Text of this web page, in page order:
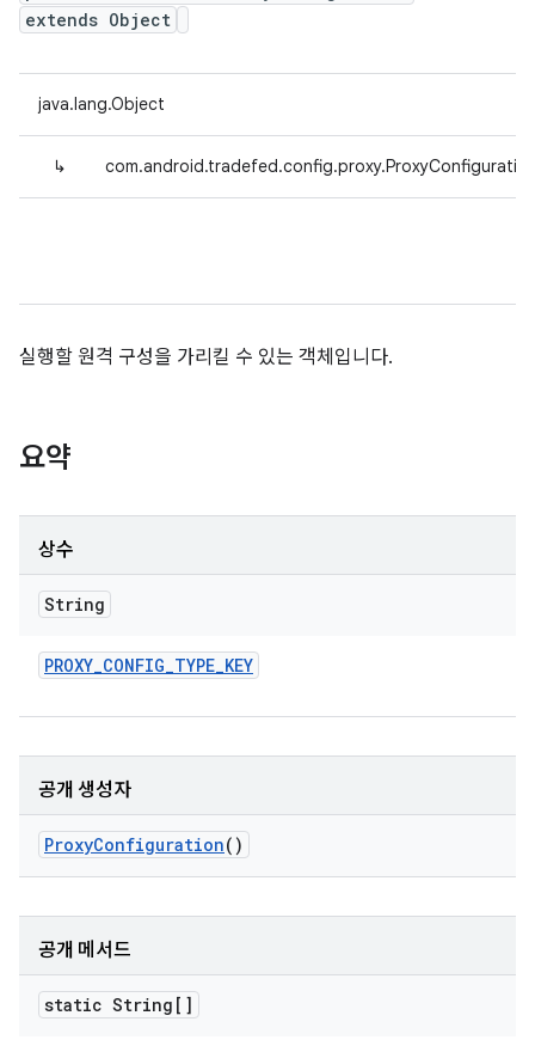
extends Object
java.lang.Object
↳
실행할 원격 구성을 가리킬 수 있는 객체입니다.
요약
상수
String
PROXY_CONFIG_TYPE_KEY
공개 생성자
ProxyConfiguration()
공개 메서드
static String[]